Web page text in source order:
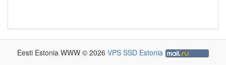
Eesti Estonia WWW © 2026 VPS SSD Estonia